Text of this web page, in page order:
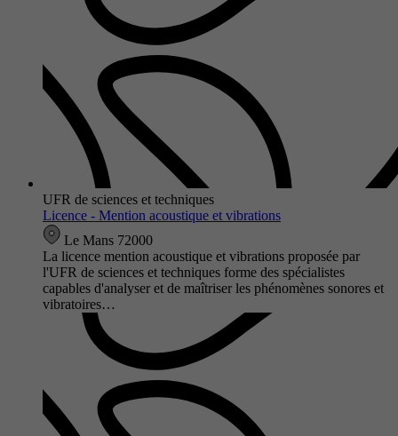
UFR de sciences et techniques
Licence - Mention acoustique et vibrations
Le Mans 72000
La licence mention acoustique et vibrations proposée par
l'UFR de sciences et techniques forme des spécialistes
capables d'analyser et de maîtriser les phénomènes sonores et
vibratoires…